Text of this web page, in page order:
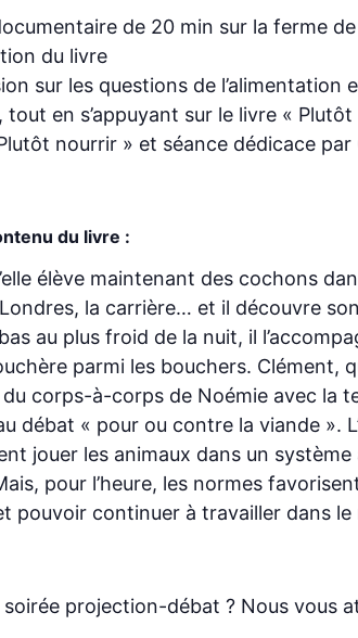
de 20 min sur la ferme
du livre
sur les questions de
en s’appuyant sur le livre «
nourrir » et séance dédicace par
du livre :
élève maintenant des cochons
la carrière… et il découvre
au plus froid de la nuit, il
parmi les bouchers. Clément,
corps-à-corps de Noémie avec la
débat « pour ou contre la viande ».
jouer les animaux dans un
pour l’heure, les normes
pouvoir continuer à travailler dans
projection-débat ? Nous vous